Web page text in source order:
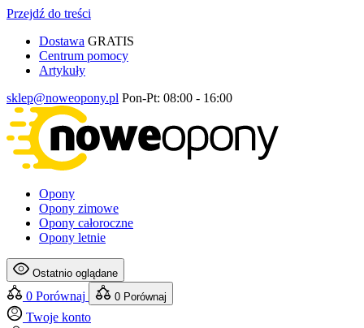
Przejdź do treści
Dostawa GRATIS
Centrum pomocy
Artykuły
sklep@noweopony.pl Pon-Pt: 08:00 - 16:00
Opony
Opony zimowe
Opony całoroczne
Opony letnie
Ostatnio oglądane
0 Porównaj 0 Porównaj
Twoje konto